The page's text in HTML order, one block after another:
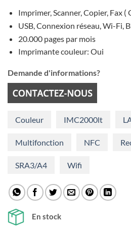
Imprimer, Scanner, Copier, Fax
USB, Connexion réseau, Wi-Fi,
20.000 pages par mois
Imprimante couleur: Oui
Demande d'informations?
Couleur IMC2000lt
Multifonction NFC
SRA3/A4 Wifi
En stock